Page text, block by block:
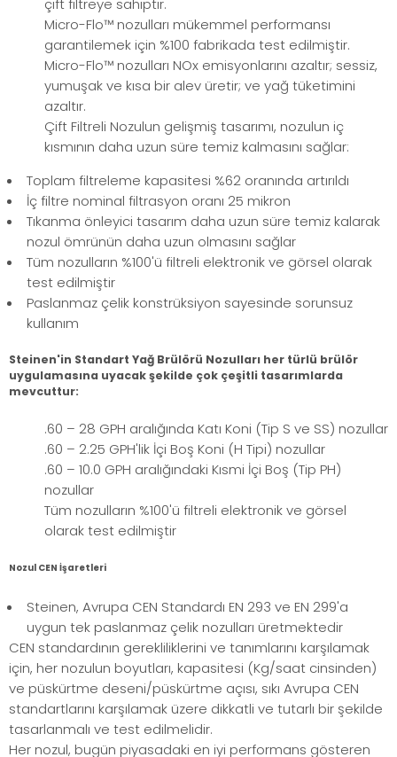
çift filtreye sahiptir.
Micro-Flo™ nozulları mükemmel performansı
garantilemek için %100 fabrikada test edilmiştir.
Micro-Flo™ nozulları NOx emisyonlarını azaltır; sessiz,
yumuşak ve kısa bir alev üretir; ve yağ tüketimini
azaltır.
Çift Filtreli Nozulun gelişmiş tasarımı, nozulun iç
kısmının daha uzun süre temiz kalmasını sağlar:
Toplam filtreleme kapasitesi %62 oranında artırıldı
İç filtre nominal filtrasyon oranı 25 mikron
Tıkanma önleyici tasarım daha uzun süre temiz kalarak
nozul ömrünün daha uzun olmasını sağlar
Tüm nozulların %100'ü filtreli elektronik ve görsel olarak
test edilmiştir
Paslanmaz çelik konstrüksiyon sayesinde sorunsuz
kullanım
Steinen'in Standart Yağ Brülörü Nozulları her türlü brülör
uygulamasına uyacak şekilde çok çeşitli tasarımlarda
mevcuttur:
.60 – 28 GPH aralığında Katı Koni (Tip S ve SS) nozullar
.60 – 2.25 GPH'lik İçi Boş Koni (H Tipi) nozullar
.60 – 10.0 GPH aralığındaki Kısmi İçi Boş (Tip PH)
nozullar
Tüm nozulların %100'ü filtreli elektronik ve görsel
olarak test edilmiştir
Nozul CEN İşaretleri
Steinen, Avrupa CEN Standardı EN 293 ve EN 299'a
uygun tek paslanmaz çelik nozulları üretmektedir
CEN standardının gerekliliklerini ve tanımlarını karşılamak
için, her nozulun boyutları, kapasitesi (Kg/saat cinsinden)
ve püskürtme deseni/püskürtme açısı, sıkı Avrupa CEN
standartlarını karşılamak üzere dikkatli ve tutarlı bir şekilde
tasarlanmalı ve test edilmelidir.
Her nozul, bugün piyasadaki en iyi performans gösteren